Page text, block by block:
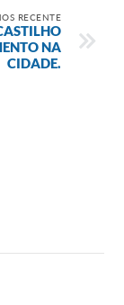
RECENTE
NA
CIDADE.